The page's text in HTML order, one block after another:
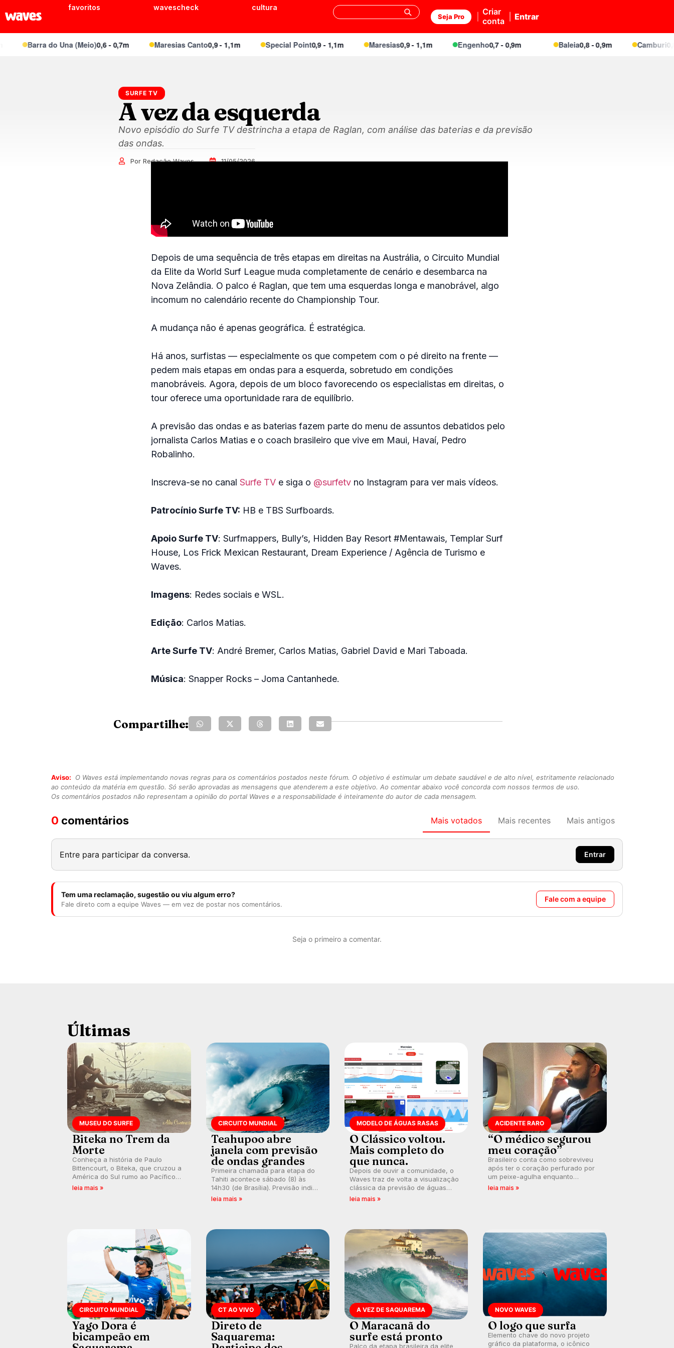
favoritos wavescheck cultura
Seja Pro
Criar
conta
Entrar
Barra do Una (Meio)0,6 - 0,7m Maresias Canto0,9 - 1,1m Special Point0,9 - 1,1m Maresias0,9 - 1,1m Engenho0,7 - 0,9m Baleia0,8 - 0,9m Camburi0,8 -
SURFE TV
A vez da esquerda
Novo episódio do Surfe TV destrincha a etapa de Raglan, com análise das baterias e da previsão
das ondas.
Por Redação Waves 11/05/2026
Depois de uma sequência de três etapas em direitas na Austrália, o Circuito Mundial
da Elite da World Surf League muda completamente de cenário e desembarca na
Nova Zelândia. O palco é Raglan, que tem uma esquerdas longa e manobrável, algo
incomum no calendário recente do Championship Tour.
A mudança não é apenas geográfica. É estratégica.
Há anos, surfistas — especialmente os que competem com o pé direito na frente —
pedem mais etapas em ondas para a esquerda, sobretudo em condições
manobráveis. Agora, depois de um bloco favorecendo os especialistas em direitas, o
tour oferece uma oportunidade rara de equilíbrio.
A previsão das ondas e as baterias fazem parte do menu de assuntos debatidos pelo
jornalista Carlos Matias e o coach brasileiro que vive em Maui, Havaí, Pedro
Robalinho.
Inscreva-se no canal Surfe TVe siga o @surfetvno Instagram para ver mais vídeos.
Patrocínio Surfe TV: HB e TBS Surfboards.
Apoio Surfe TV: Surfmappers, Bully’s, Hidden Bay Resort #Mentawais, Templar Surf
House, Los Frick Mexican Restaurant, Dream Experience / Agência de Turismo e
Waves.
Imagens: Redes sociais e WSL.
Edição: Carlos Matias.
Arte Surfe TV: André Bremer, Carlos Matias, Gabriel David e Mari Taboada.
Música: Snapper Rocks – Joma Cantanhede.
Compartilhe:
Aviso:
O Waves está implementando novas regras para os comentários postados neste fórum. O objetivo é estimular um debate saudável e de alto nível, estritamente relacionado
ao conteúdo da matéria em questão. Só serão aprovadas as mensagens que atenderem a este objetivo. Ao comentar abaixo você concorda com nossos termos de uso.
Os comentários postados não representam a opinião do portal Waves e a responsabilidade é inteiramente do autor de cada mensagem.
0 comentários Mais votados Mais recentes Mais antigos
Entre para participar da conversa. Entrar
Tem uma reclamação, sugestão ou viu algum erro?
Fale direto com a equipe Waves — em vez de postar nos comentários.
Fale com a equipe
Seja o primeiro a comentar.
Últimas
MUSEU DO SURFE
Biteka no Trem da
Morte
Conheça a história de Paulo
Bittencourt, o Biteka, que cruzou a
América do Sul rumo ao Pacífico
em uma jornada que se tornou um
leia mais »
CIRCUITO MUNDIAL
Teahupoo abre
janela com previsão
de ondas grandes
Primeira chamada para etapa do
Tahiti acontece sábado (8) às
14h30 (de Brasília). Previsão indica
swell consistente. Medina
leia mais »
MODELO DE ÁGUAS RASAS
O Clássico voltou.
Mais completo do
que nunca.
Depois de ouvir a comunidade, o
Waves traz de volta a visualização
clássica da previsão de águas
rasas, agora integrada à nova
leia mais »
ACIDENTE RARO
“O médico segurou
meu coração”
Brasileiro conta como sobreviveu
após ter o coração perfurado por
um peixe-agulha enquanto
surfava na Costa Rica.
leia mais »
CIRCUITO MUNDIAL
Yago Dora é
bicampeão em
CT AO VIVO
Direto de
Saquarema:
A VEZ DE SAQUAREMA
O Maracanã do
surfe está pronto
Palco da etapa brasileira da elite
NOVO WAVES
O logo que surfa
Elemento chave do novo projeto
gráfico da plataforma, o icônico